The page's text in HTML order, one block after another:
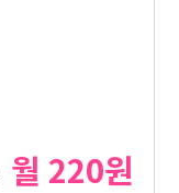
월 220원